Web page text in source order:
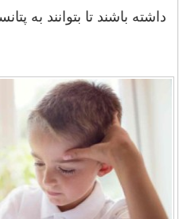
داشته باشند تا بتوانند به